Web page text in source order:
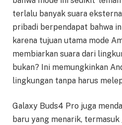
terlalu banyak suara
pribadi berpendapat bahwa
karena tujuan utama mode
membiarkan suara dari
bukan? Ini memungkinkan
lingkungan tanpa harus
Galaxy Buds4 Pro juga
baru yang menarik,